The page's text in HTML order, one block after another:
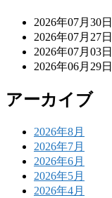
2026年07月30日
2026年07月27日
2026年07月03日
2026年06月29日
アーカイブ
2026年8月
2026年7月
2026年6月
2026年5月
2026年4月